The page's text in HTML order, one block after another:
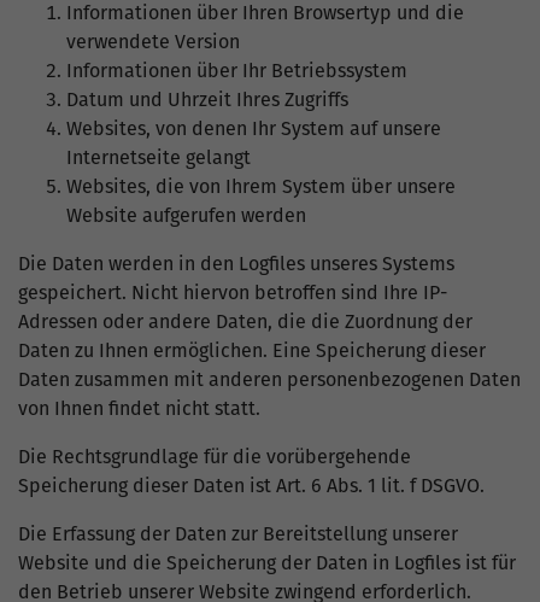
Informationen über Ihren Browsertyp und die
verwendete Version
Informationen über Ihr Betriebssystem
Datum und Uhrzeit Ihres Zugriffs
Websites, von denen Ihr System auf unsere
Internetseite gelangt
Websites, die von Ihrem System über unsere
Website aufgerufen werden
Die Daten werden in den Logfiles unseres Systems
gespeichert. Nicht hiervon betroffen sind Ihre IP-
Adressen oder andere Daten, die die Zuordnung der
Daten zu Ihnen ermöglichen. Eine Speicherung dieser
Daten zusammen mit anderen personenbezogenen Daten
von Ihnen findet nicht statt.
Die Rechtsgrundlage für die vorübergehende
Speicherung dieser Daten ist Art. 6 Abs. 1 lit. f DSGVO.
Die Erfassung der Daten zur Bereitstellung unserer
Website und die Speicherung der Daten in Logfiles ist für
den Betrieb unserer Website zwingend erforderlich.